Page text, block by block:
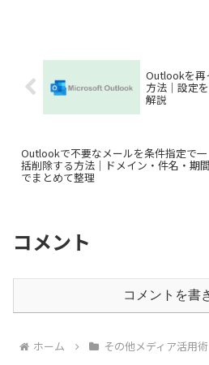
Outlookを再
方法｜設定
解説
Outlookで不要なメールを条件指定で一
括削除する方法｜ドメイン・件名・期間
でまとめて整理
コメント
コメントを書
ホーム その他メディア活用術